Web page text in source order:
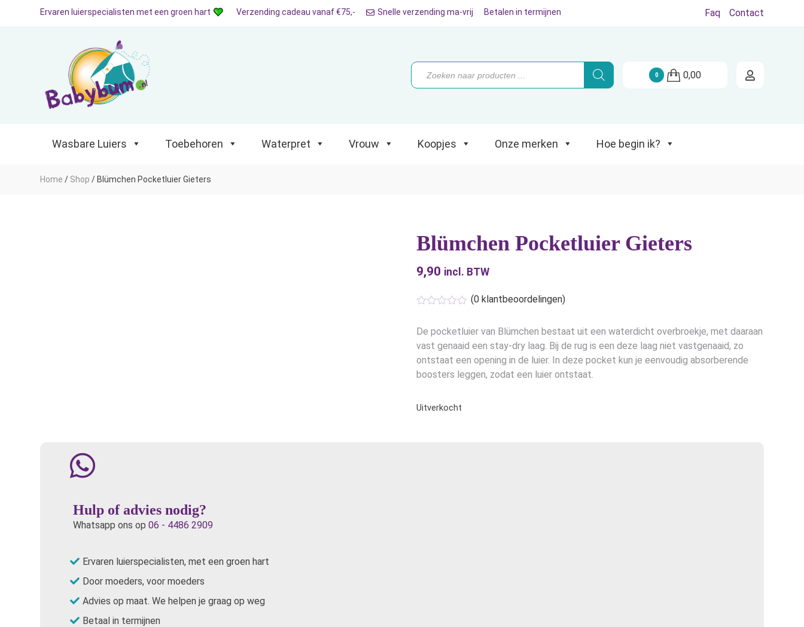
Wasbare Luiers Toebehoren Koopjes Onze merken Hoe begin ik?
Ervaren luierspecialisten met een groen hart Verzending cadeau vanaf €75,- Snelle verzending ma-vrij Betalen in termijnen Faq Contact
Producten
zoeken
0 0,00
Wasbare Luiers Toebehoren Waterpret Vrouw Koopjes Onze merken Hoe begin ik?
Home / Shop / Blümchen Pocketluier Gieters
Blümchen Pocketluier Gieters
9,90 incl. BTW
(0klantbeoordelingen)
De pocketluier van Blümchen bestaat uit een waterdicht overbroekje, met daaraan
vast genaaid een stay-dry laag. Bij de rug is een deze laag niet vastgenaaid, zo
ontstaat een opening in de luier. In deze pocket kun je eenvoudig absorberende
boosters leggen, zodat een luier ontstaat.
Uitverkocht
Hulp of advies nodig?
Whatsapp ons op 06 - 4486 2909
Ervaren luierspecialisten, met een groen hart
Door moeders, voor moeders
Advies op maat. We helpen je graag op weg
Betaal in termijnen